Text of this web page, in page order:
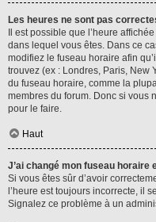
Les heures ne sont pas
Il est possible que l’heure
dans lequel vous êtes. Dans ce
modifiez le fuseau horaire afin
trouvez (ex : Londres, Paris, New
du fuseau horaire, comme la
membres du forum. Donc si vous
pour le faire.
Haut
J’ai changé mon fuseau horaire
Si vous êtes sûr d’avoir
l’heure est toujours incorrecte, il
Signalez ce problème à un